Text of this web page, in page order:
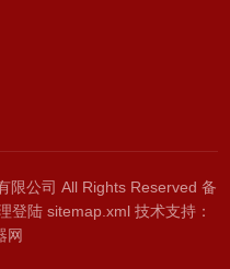
限公司 All Rights Reserved 备
登陆 sitemap.xml 技术支持：
网